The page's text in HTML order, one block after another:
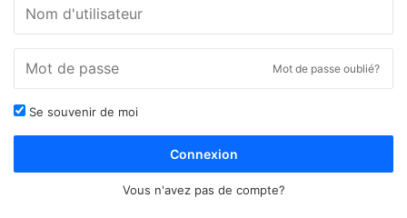
Mot de passe oublié?
Se souvenir de moi
Connexion
Vous n'avez pas de compte?